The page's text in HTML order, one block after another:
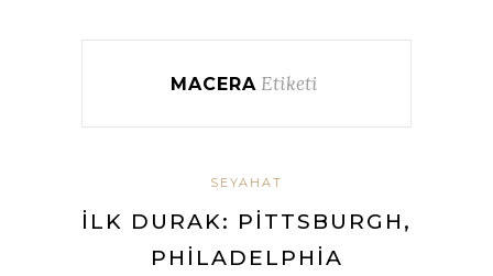
MACERA Etiketi
SEYAHAT
İLK DURAK: PITTSBURGH,
PHILADELPHIA